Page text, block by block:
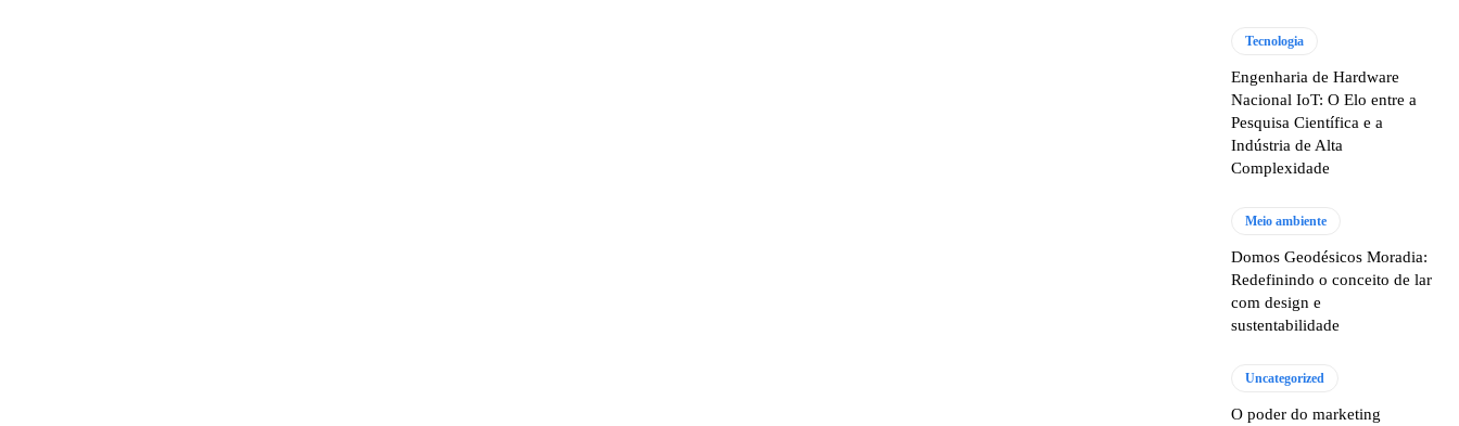
Tecnologia
Engenharia de Hardware
Nacional IoT: O Elo entre a
Pesquisa Científica e a
Indústria de Alta
Complexidade
Meio ambiente
Domos Geodésicos Moradia:
Redefinindo o conceito de lar
com design e
sustentabilidade
Uncategorized
O poder do marketing